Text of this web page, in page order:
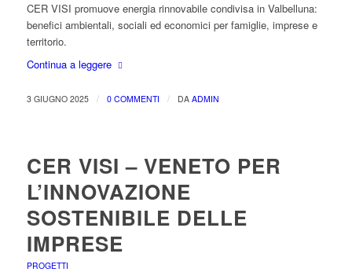
CER VISI promuove energia rinnovabile condivisa in Valbelluna:
benefici ambientali, sociali ed economici per famiglie, imprese e
territorio.
Continua a leggere
3 GIUGNO 2025 / 0 COMMENTI / DA ADMIN
CER VISI – VENETO PER
L’INNOVAZIONE
SOSTENIBILE DELLE
IMPRESE
PROGETTI